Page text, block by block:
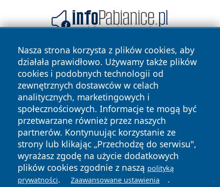
Nasza strona korzysta z plików cookies, aby
działała prawidłowo. Używamy także plików
cookies i podobnych technologii od
zewnętrznych dostawców w celach
analitycznych, marketingowych i
społecznościowych. Informacje te mogą być
przetwarzane również przez naszych
partnerów. Kontynuując korzystanie ze
strony lub klikając „Przechodzę do serwisu",
wyrażasz zgodę na użycie dodatkowych
plików cookies zgodnie z naszą polityką
prywatności. Zaawansowane ustawienia .
Copyright © 2026 faktypoznan.pl Wszystkie prawa
zastrzeżone.
News Autorzy
Polityka
Prywatności
Polityka
Cookies